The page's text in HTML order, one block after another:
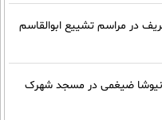
در مراسم تشییع ابوالقاسم
نیوشا ضیغمی در مسجد شهرک